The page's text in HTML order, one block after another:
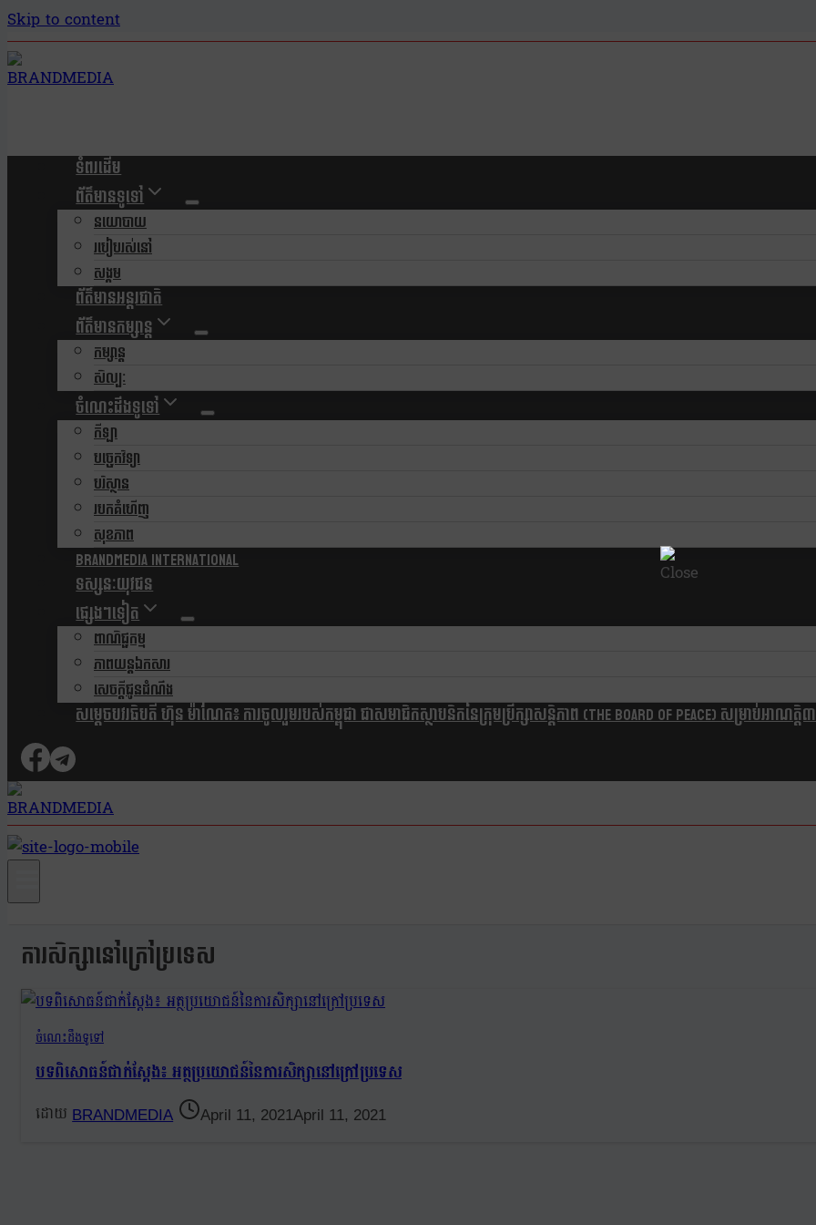
Skip to content
ទំពរដើម
ព័ត៌មានទូទៅ
នយោបាយ
របៀបរស់នៅ
សង្គម
ព័ត៌មានអន្តរជាតិ
ព័ត៌មានកម្សាន្ត
កម្សាន្ត
សិល្បៈ
ចំណេះដឹងទូទៅ
កីឡា
បច្ចេកវិទ្យា
បរិស្ថាន
របកគំហើញ
សុខភាព
Brandmedia international
ទស្សនៈយុវជន
ផ្សេងៗទៀត
ពាណិជ្ជកម្ម
ភាពយន្តឯកសារ
សេចក្តីជូនដំណឹង
សម្តេចបវរធិបតី ហ៊ុន ម៉ាណែត៖ ការចូលរួមរបស់កម្ពុជា ជាសមាជិកស្ថាបនិកនៃក្រុមប្រឹក្សាសន្តិភាព (The Board Of Peace) សម្រាប់អាណត្តិ៣
ការសិក្សានៅក្រៅប្រទេស
ចំណេះដឹងទូទៅ
បទពិសោធន៍ជាក់ស្តែង៖ អត្ថប្រយោជន៍នៃការសិក្សានៅក្រៅប្រទេស
BRANDMEDIA April 11, 2021April 11, 2021